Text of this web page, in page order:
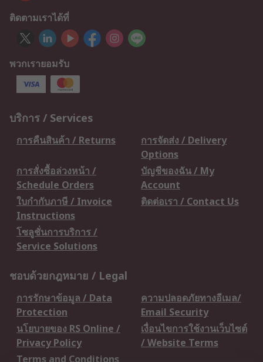
ติดตามเราได้ที่
พวกเรายอมรับ
บริการ / Services
การคืนสินค้า / Returns
การจัดส่ง / Delivery
Options
การสั่งซื้อล่วงหน้า /
Schedule Orders
บัญชีของฉัน / My
Account
ใบกำกับภาษี / Invoice
Instructions
ติดต่อเรา / Contact Us
โซลูชั่นการบริการ /
Service Solutions
ชอบด้วยกฎหมาย / Legal
การรักษาข้อมูล / Data
Protection
ความปลอดภัยทางอีเมล/
Email Security
นโยบายของ RS Online /
Privacy Policy
เงื่อนไขการใช้งานเว็บไซต์
/ Website Terms
Terms and Conditions